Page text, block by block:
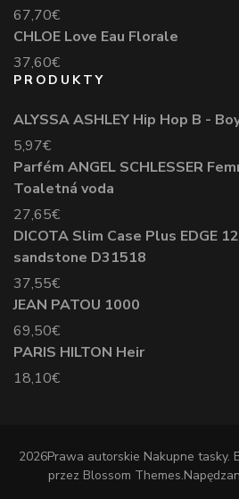
67,70€
CHLOE Love Eau Florale
37,60€
PRODUKTY
ALYSSA ASHLEY Hip Hop B -
5,97€
Parfém ANGEL SCHLESSER
Toaletná voda
27,65€
DICOTA Slim Case Plus EDGE
sandstone D31518
37,55€
JEAN PATOU 1000
69,50€
PARIS HILTON Heir
18,10€
2026Prawa autorskie Nakupne tasky.
przez Blossom Themes